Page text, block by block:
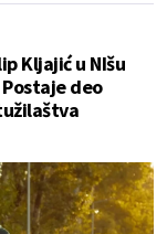
Kljajić u NIšu
deo